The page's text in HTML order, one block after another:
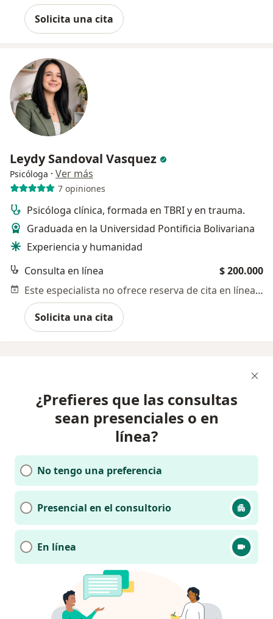
Solicita una cita
Leydy Sandoval Vasquez
Psicóloga · Ver más
7 opiniones
Psicóloga clínica, formada en TBRI y en trauma.
Graduada en la Universidad Pontificia Bolivariana
Experiencia y humanidad
Consulta en línea
$ 200.000
Este especialista no ofrece reserva de cita en línea en esta dirección.
Solicita una cita
¿Prefieres que las consultas
sean presenciales o en
línea?
No tengo una preferencia
Presencial en el consultorio
En línea